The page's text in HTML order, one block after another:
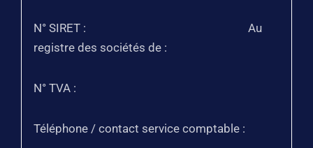
N° SIRET : Au
registre des sociétés de :
N° TVA :
Téléphone / contact service comptable :